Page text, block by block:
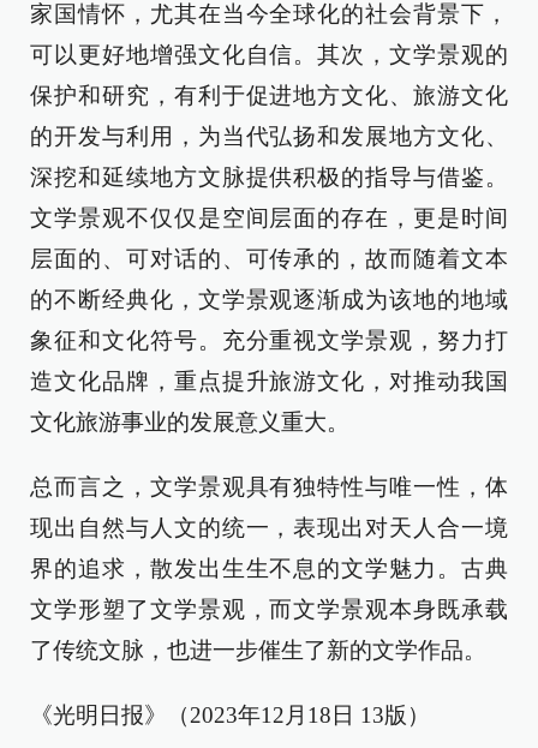
家国情怀，尤其在当今全球化的社会背景下，
可以更好地增强文化自信。其次，文学景观的
保护和研究，有利于促进地方文化、旅游文化
的开发与利用，为当代弘扬和发展地方文化、
深挖和延续地方文脉提供积极的指导与借鉴。
文学景观不仅仅是空间层面的存在，更是时间
层面的、可对话的、可传承的，故而随着文本
的不断经典化，文学景观逐渐成为该地的地域
象征和文化符号。充分重视文学景观，努力打
造文化品牌，重点提升旅游文化，对推动我国
文化旅游事业的发展意义重大。
总而言之，文学景观具有独特性与唯一性，体
现出自然与人文的统一，表现出对天人合一境
界的追求，散发出生生不息的文学魅力。古典
文学形塑了文学景观，而文学景观本身既承载
了传统文脉，也进一步催生了新的文学作品。
《光明日报》（2023年12月18日 13版）